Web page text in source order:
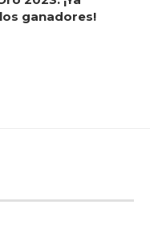
ganadores!